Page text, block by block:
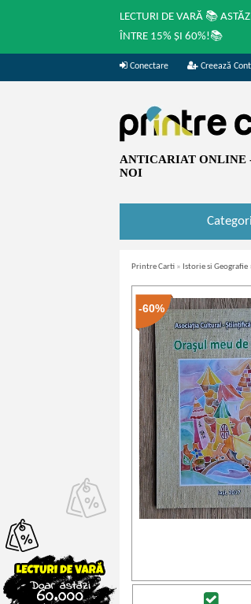
LECTURI DE VARĂ 📚
ÎNTRE 15% ȘI 60%!📚
Conectare Creează Cont
ANTICARIAT ONLINE
NOI
Printre Carti » Istorie si Geografie
-60%